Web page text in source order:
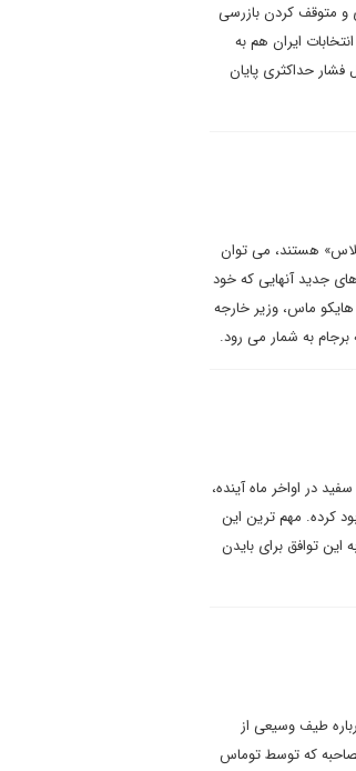
و متوقف کردن بازرسی
ایران هم به
فشار حداکثری پایان
هستند، می توان
جدید آنهایی که خود
ماس، وزیر خارجه
به شمار می رود.
در اواخر ماه آینده،
کرده. مهم ترین این
از آن خارج شد. اما بازگشت به این توافق برای بایدن
در مصاحبه خود با نیویورک تایمز در تاریخ ۲ دسامبر درباره طیف وسیعی از
که توسط توماس